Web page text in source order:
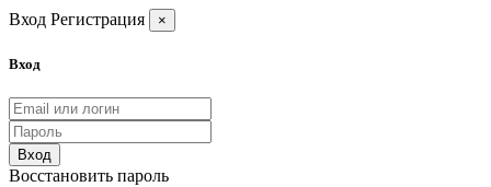
Вход Регистрация ×
Вход
Вход
Восстановить пароль